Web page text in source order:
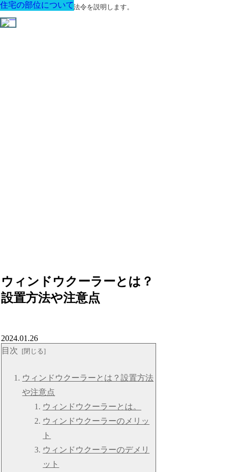
建築に関する用語と関連法令を説明します。
ウィンドウクーラーとは？
設置方法や注意点
住宅の部位について
2024.01.26
目次
ウィンドウクーラーとは？設置方法
や注意点
ウィンドウクーラーとは。
ウィンドウクーラーのメリッ
ト
ウィンドウクーラーのデメリ
ット
住宅の部位について
住宅の部位について
住宅の部位について
住宅の部位について
住宅の部位について
住宅の部位について